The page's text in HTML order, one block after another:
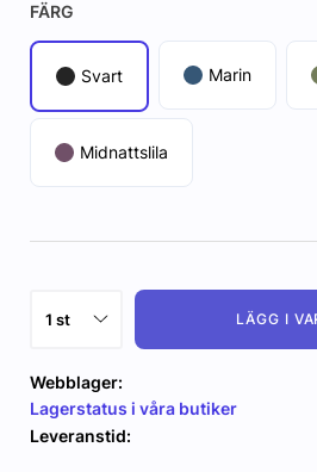
FÄRG
Svart Marin
Midnattslila
LÄGG I
Webblager:
Lagerstatus i våra butiker
Leveranstid: